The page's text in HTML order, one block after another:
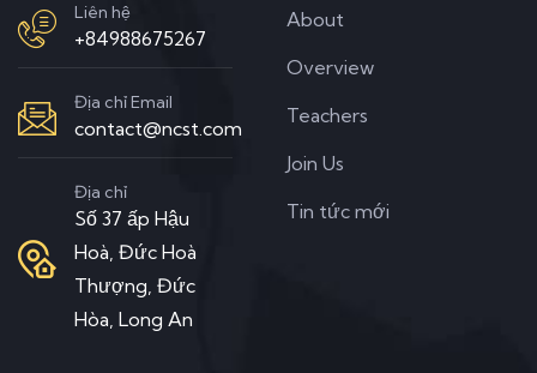
Liên hệ
+84988675267
Địa chỉ Email
contact@ncst.com
Địa chỉ
Số 37 ấp Hậu
Hoà, Đức Hoà
Thượng, Đức
Hòa, Long An
About
Overview
Teachers
Join Us
Tin tức mới